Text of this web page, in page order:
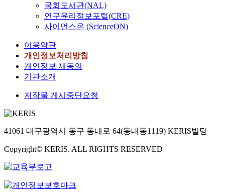
국회도서관(NAL)
연구윤리정보포털(CRE)
사이언스온 (ScienceON)
이용약관
개인정보처리방침
개인정보 재동의
기관소개
저작물 게시중단요청
41061 대구광역시 동구 동내로 64(동내동1119) KERIS빌딩
Copyright© KERIS. ALL RIGHTS RESERVED